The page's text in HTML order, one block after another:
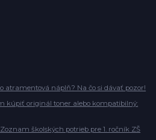
atramentová náplň? Na čo si dávať pozor!
kúpiť originál toner alebo kompatibilný:
školských potrieb pre 1. ročník ZŠ